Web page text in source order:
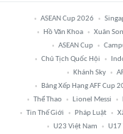
ASEAN Cup 2026
Hồ Văn Khoa
Xuân Son
ASEAN Cup
Chủ Tịch Quốc Hội
Khánh Sky
Bảng Xếp Hạng AFF Cup
Thể Thao
Lionel Messi
Tin Thế Giới
Pháp Luật
U23 Việt Nam
U17